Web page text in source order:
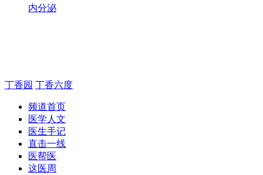
内分泌
丁香园 丁香六度
频道首页
医学人文
医生手记
直击一线
医帮医
这医周